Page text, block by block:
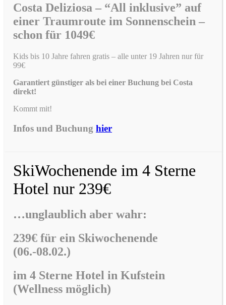
Costa Deliziosa – “All inklusive” auf
einer Traumroute im Sonnenschein –
schon für 1049€
Kids bis 10 Jahre fahren gratis – alle unter 19 Jahren nur für
99€
Garantiert günstiger als bei einer Buchung bei Costa
direkt!
Kommt mit!
Infos und Buchung hier
SkiWochenende im 4 Sterne
Hotel nur 239€
…unglaublich aber wahr:
239€ für ein Skiwochenende
(06.-08.02.)
im 4 Sterne Hotel in Kufstein
(Wellness möglich)